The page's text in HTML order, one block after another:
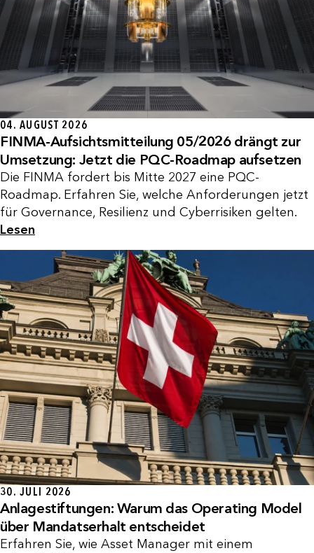
04. AUGUST 2026
FINMA-Aufsichtsmitteilung 05/2026 drängt zur
Umsetzung: Jetzt die PQC-Roadmap aufsetzen
Die FINMA fordert bis Mitte 2027 eine PQC-
Roadmap. Erfahren Sie, welche Anforderungen jetzt
für Governance, Resilienz und Cyberrisiken gelten.
Lesen
30. JULI 2026
Anlagestiftungen: Warum das Operating Model
über Mandatserhalt entscheidet
Erfahren Sie, wie Asset Manager mit einem